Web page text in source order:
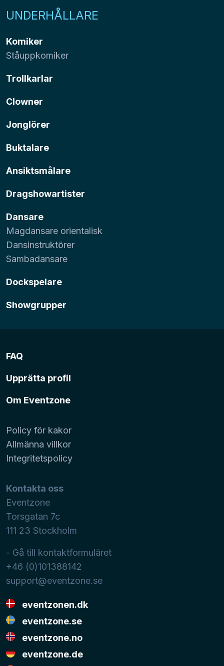
UNDERHÅLLARE
Komiker
Ståuppkomiker
Trollkarlar
Clowner
Jonglörer
Buktalare
Ansiktsmålare
Dragshowartister
Dansare
Magdansare orientalisk
Dansinstruktörer
Sambadansare
Dockspelare
Showgrupper
FAQ
Upprätta profil
Om Eventzone
Policy för kakor
Allmänna villkor
Integritetspolicy
Kontakta oss
Eventzone
Torsgatan 7c
111 23 Stockholm
- Gå till kontaktformuläret
+46 (0)101388142
support@eventzone.se
eventzonen.dk
eventzone.se
eventzone.no
eventzone.de